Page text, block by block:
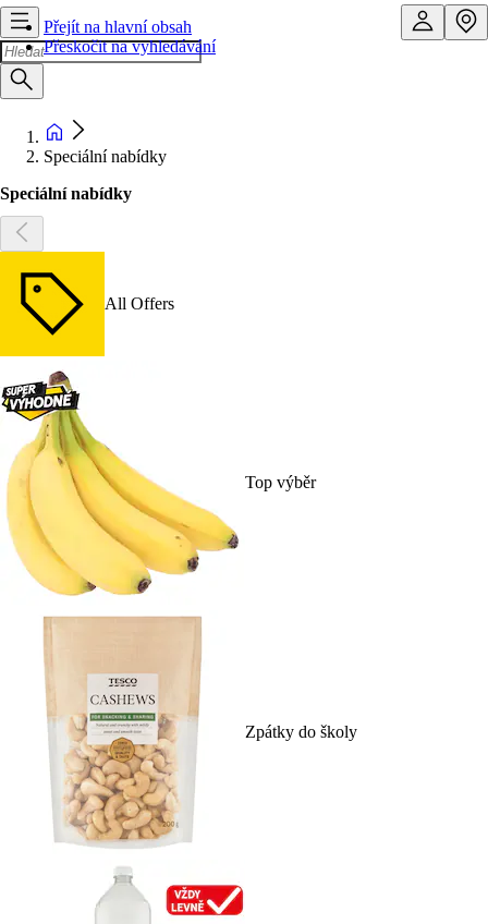
Přejít na hlavní obsah
Přeskočit na vyhledávání
Speciální nabídky
Speciální nabídky
All Offers
Top výběr
Zpátky do školy